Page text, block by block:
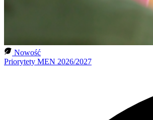
Nowość
Priorytety MEN 2026/2027